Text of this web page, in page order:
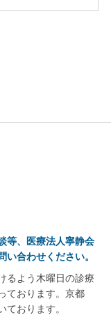
等、医療法人寧静会
合わせください。
るよう木曜日の診療
ております。京都
ております。